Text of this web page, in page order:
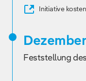
Initiative
Feststellung